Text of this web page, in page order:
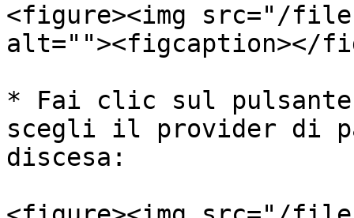
<figure><img src="/files/
alt=""><figcaption></
* Fai clic sul pulsante
scegli il provider di
discesa: